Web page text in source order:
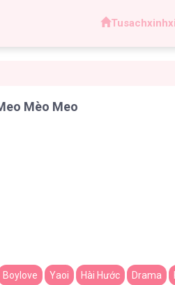
Mèo Meo
Boylove Yaoi Hài Hước Drama